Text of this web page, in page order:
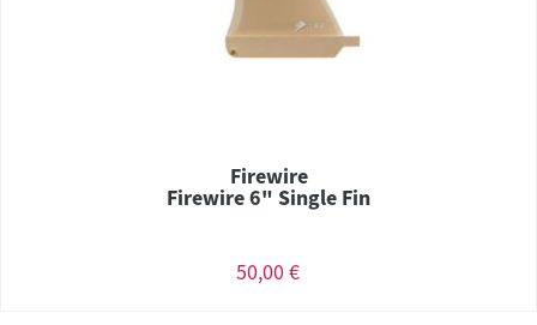
Firewire
Firewire 6" Single Fin
50,00 €